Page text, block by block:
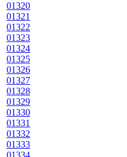
01320
01321
01322
01323
01324
01325
01326
01327
01328
01329
01330
01331
01332
01333
01334